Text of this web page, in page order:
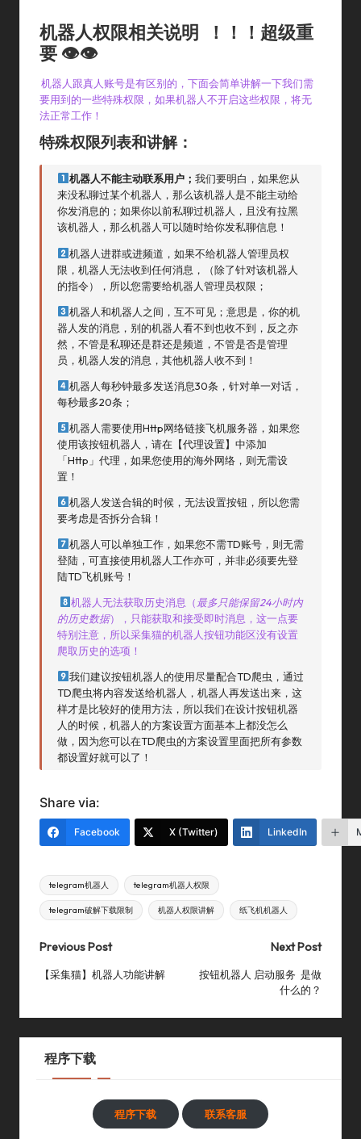
机器人权限相关说明 ！！！超级重
要 👁👁
机器人跟真人账号是有区别的，下面会简单讲解一下我们需
要用到的一些特殊权限，如果机器人不开启这些权限，将无
法正常工作！
特殊权限列表和讲解：
机器人不能主动联系用户； 我们要明白，如果您从
来没私聊过某个机器人，那么该机器人是不能主动给
你发消息的；如果你以前私聊过机器人，且没有拉黑
该机器人，那么机器人可以随时给你发私聊信息！
机器人进群或进频道，如果不给机器人管理员权
限，机器人无法收到任何消息，（除了针对该机器人
的指令），所以您需要给机器人管理员权限；
机器人和机器人之间，互不可见；意思是，你的机
器人发的消息，别的机器人看不到也收不到，反之亦
然，不管是私聊还是群还是频道，不管是否是管理
员，机器人发的消息，其他机器人收不到！
机器人每秒钟最多发送消息30条，针对单一对话，
每秒最多20条；
机器人需要使用http网络链接飞机服务器，如果您
使用该按钮机器人，请在【代理设置】中添加
「http」代理，如果您使用的海外网络，则无需设
置！
机器人发送合辑的时候，无法设置按钮，所以您需
要考虑是否拆分合辑！
机器人可以单独工作，如果您不需TD账号，则无需
登陆，可直接使用机器人工作亦可，并非必须要先登
陆TD飞机账号！
机器人无法获取历史消息（最多只能保留24小时内
的历史数据），只能获取和接受即时消息，这一点要
特别注意，所以采集猫的机器人按钮功能区没有设置
爬取历史的选项！
我们建议按钮机器人的使用尽量配合TD爬虫，通过
TD爬虫将内容发送给机器人，机器人再发送出来，这
样才是比较好的使用方法，所以我们在设计按钮机器
人的时候，机器人的方案设置方面基本上都没怎么
做，因为您可以在TD爬虫的方案设置里面把所有参数
都设置好就可以了！
Share via:
Facebook X (Twitter) LinkedIn
Tags:
telegram机器人 telegram机器人权限
telegram破解下载限制 机器人权限讲解 纸飞机机器人
Post
navigation
Previous Post
【采集猫】机器人功能讲解
Next Post
按钮机器人 启动服务 是做
什么的？
程序下载
程序下载 联系客服